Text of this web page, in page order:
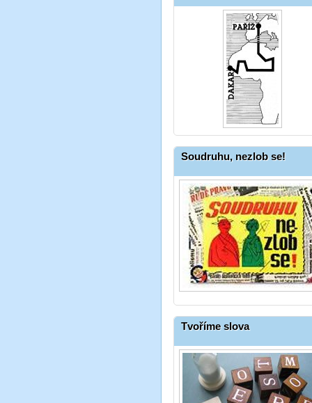
Soudruhu, nezlob se!
Tvoříme slova